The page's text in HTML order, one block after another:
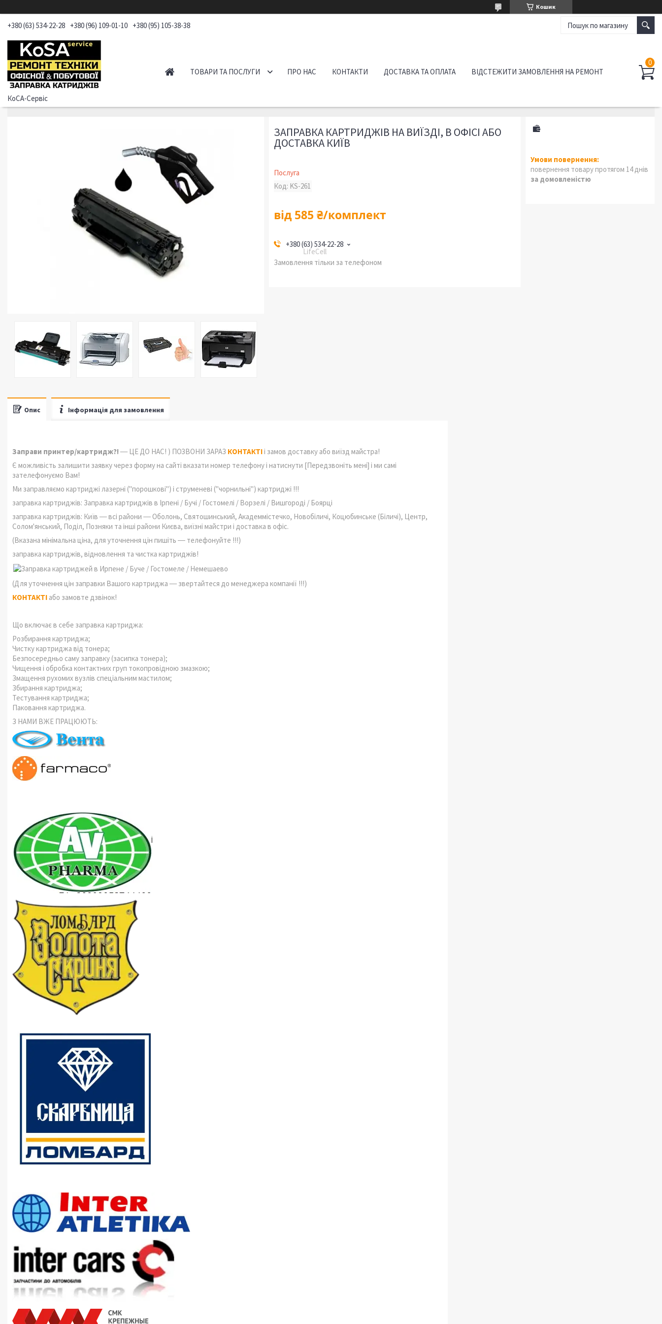
Кошик
+380 (63) 534-22-28 +380 (96) 109-01-10 +380 (95) 105-38-38
КоСА-Сервіс
ТОВАРИ ТА ПОСЛУГИ ПРО НАС КОНТАКТИ ДОСТАВКА ТА ОПЛАТА ВІДСТЕЖИТИ ЗАМОВЛЕННЯ НА РЕМОНТ
ЗАПРАВКА КАРТРИДЖІВ НА ВИЇЗДІ, В ОФІСІ АБО
ДОСТАВКА КИЇВ
Послуга
Код: KS-261
від 585 ₴/комплект
+380 (63) 534-22-28
LifeCell
Замовлення тільки за телефоном
повернення товару протягом 14 днів
за домовленістю
Опис Інформація для замовлення
Заправи принтер/картридж?!― ЦЕ ДО НАС! ) ПОЗВОНИ ЗАРАЗ КОНТАКТІі замов доставку або виїзд майстра!
Є можливість залишити заявку через форму на сайті вказати номер телефону і натиснути [Передзвоніть мені] і ми самі
зателефонуємо Вам!
Ми заправляємо картриджі лазерні ("порошкові") і струменеві ("чорнильні") картриджі !!!
заправка картриджів: Заправка картриджів в Ірпені / Бучі / Гостомелі / Ворзелі / Вишгороді / Боярці
заправка картриджів: Київ ― всі райони ― Оболонь, Святошинський, Академмістечко, Новобіличі, Коцюбинське (Біличі), Центр,
Солом'янський, Поділ, Позняки та інші райони Києва, виїзні майстри і доставка в офіс.
(Вказана мінімальна ціна, для уточнення цін пишіть ― телефонуйте !!!)
заправка картриджів, відновлення та чистка картриджів!
(Для уточнення цін заправки Вашого картриджа ― звертайтеся до менеджера компанії !!!)
КОНТАКТІ або замовте дзвінок!
Що включає в себе заправка картриджа:
Розбирання картриджа;
Чистку картриджа від тонера;
Безпосередньо саму заправку (засипка тонера);
Чищення і обробка контактних груп токопровідною змазкою;
Змащення рухомих вузлів спеціальним мастилом;
Збирання картриджа;
Тестування картриджа;
Паковання картриджа.
З НАМИ ВЖЕ ПРАЦЮЮТЬ: